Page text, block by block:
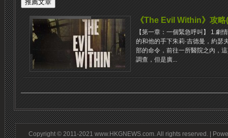
《The Evil Within》攻
【第一章：一個緊急呼叫】 1.劇
的和他的手下朱莉·吉德曼，約瑟
部的命令，前往一所醫院之內，
調查，但是廣...
Copyright © 2011-2021 www.HKGNEWS.com. All rights reserved. |